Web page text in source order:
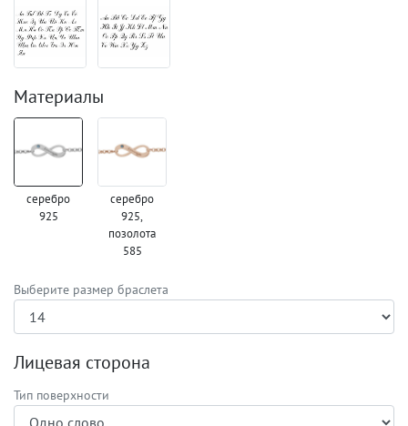
Материалы
серебро
925
серебро
925,
позолота
585
Выберите размер браслета
Лицевая сторона
Тип поверхности